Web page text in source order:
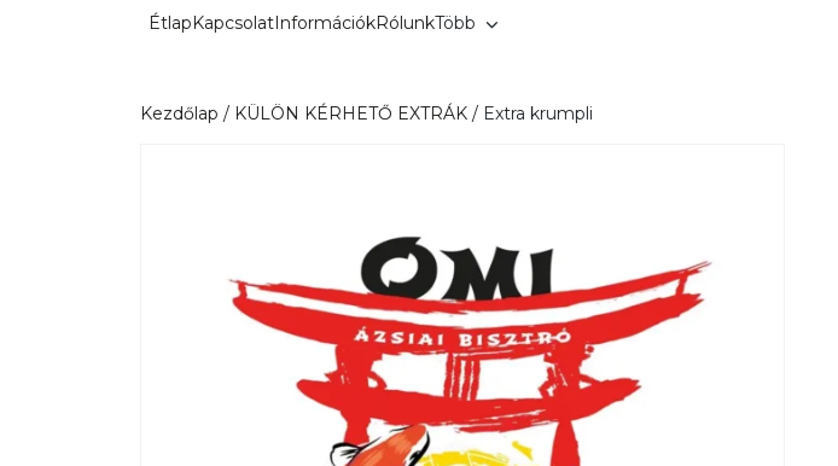
ÉtlapKapcsolatInformációkRólunkTöbb
Kezdőlap / KÜLÖN KÉRHETŐ EXTRÁK / Extra krumpli